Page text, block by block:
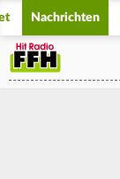
Nachrichten